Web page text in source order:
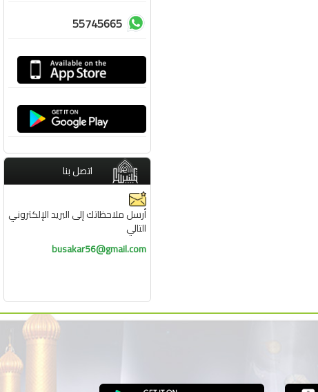
55745665
اتصل بنا
أرسل ملاحظاتك إلى البريد الإلكتروني
التالي
busakar56@gmail.com